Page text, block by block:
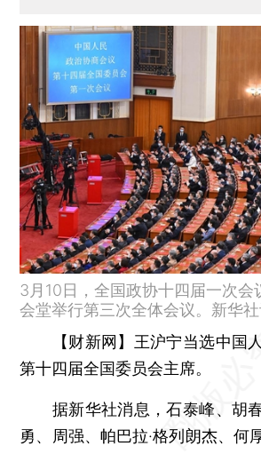
3月10日，全国政协十四届一次会
会堂举行第三次全体会议。新华
【财新网】 王沪宁当选中国
第十四届全国委员会主席。
据新华社消息，石泰峰、胡
勇、周强、帕巴拉·格列朗杰、何